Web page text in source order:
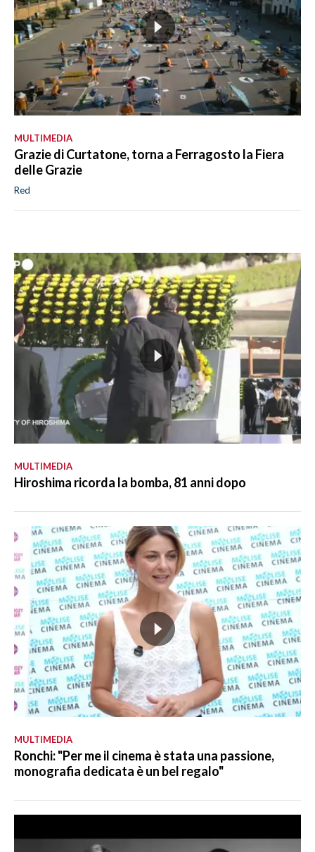
MULTIMEDIA
Grazie di Curtatone, torna a Ferragosto la Fiera
delle Grazie
Red
MULTIMEDIA
Hiroshima ricorda la bomba, 81 anni dopo
MULTIMEDIA
Ronchi: "Per me il cinema è stata una passione,
monografia dedicata è un bel regalo"